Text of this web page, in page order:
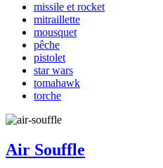
missile et rocket
mitraillette
mousquet
pêche
pistolet
star wars
tomahawk
torche
Air Souffle